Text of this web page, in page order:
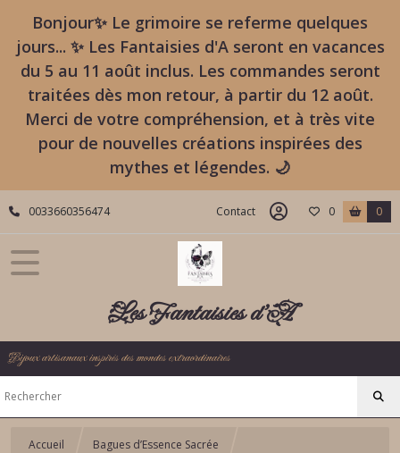
Bonjour✨ Le grimoire se referme quelques
jours... ✨ Les Fantaisies d'A seront en vacances
du 5 au 11 août inclus. Les commandes seront
traitées dès mon retour, à partir du 12 août.
Merci de votre compréhension, et à très vite
pour de nouvelles créations inspirées des
mythes et légendes. 🌙
0033660356474 Contact 0 0
Les Fantaisies d'A
Bijoux artisanaux inspirés des mondes extraordinaires
Accueil Bagues d’Essence Sacrée